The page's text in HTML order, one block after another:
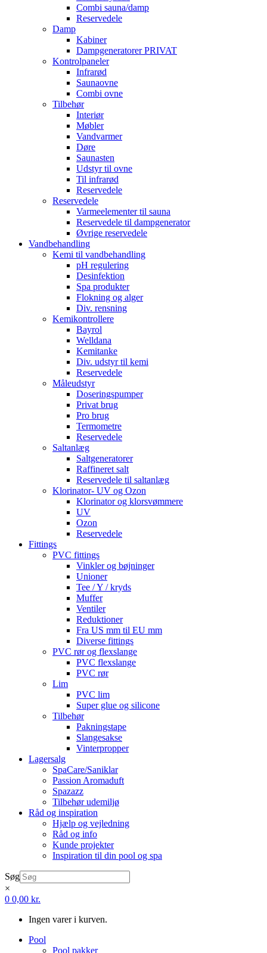
Combi sauna/damp
Reservedele
Damp
Kabiner
Dampgeneratorer PRIVAT
Kontrolpaneler
Infrarød
Saunaovne
Combi ovne
Tilbehør
Interiør
Møbler
Vandvarmer
Døre
Saunasten
Udstyr til ovne
Til infrarød
Reservedele
Reservedele
Varmeelementer til sauna
Reservedele til dampgenerator
Øvrige reservedele
Vandbehandling
Kemi til vandbehandling
pH regulering
Desinfektion
Spa produkter
Flokning og alger
Div. rensning
Kemikontrollere
Bayrol
Welldana
Kemitanke
Div. udstyr til kemi
Reservedele
Måleudstyr
Doseringspumper
Privat brug
Pro brug
Termometre
Reservedele
Saltanlæg
Saltgeneratorer
Raffineret salt
Reservedele til saltanlæg
Klorinator- UV og Ozon
Klorinator og klorsvømmere
UV
Ozon
Reservedele
Fittings
PVC fittings
Vinkler og bøjninger
Unioner
Tee / Y / kryds
Muffer
Ventiler
Reduktioner
Fra US mm til EU mm
Diverse fittings
PVC rør og flexslange
PVC flexslange
PVC rør
Lim
PVC lim
Super glue og silicone
Tilbehør
Pakningstape
Slangesakse
Vinterpropper
Lagersalg
SpaCare/Saniklar
Passion Aromaduft
Spazazz
Tilbehør udemiljø
Råd og inspiration
Hjælp og vejledning
Råd og info
Kunde projekter
Inspiration til din pool og spa
Søg
×
0 0,00 kr.
Ingen varer i kurven.
Pool
Pool pakker